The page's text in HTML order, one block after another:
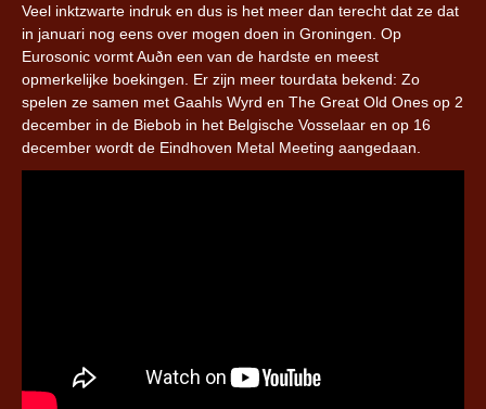
Veel inktzwarte indruk en dus is het meer dan terecht dat ze dat
in januari nog eens over mogen doen in Groningen. Op
Eurosonic vormt Auðn een van de hardste en meest
opmerkelijke boekingen. Er zijn meer tourdata bekend: Zo
spelen ze samen met Gaahls Wyrd en The Great Old Ones op 2
december in de Biebob in het Belgische Vosselaar en op 16
december wordt de Eindhoven Metal Meeting aangedaan.